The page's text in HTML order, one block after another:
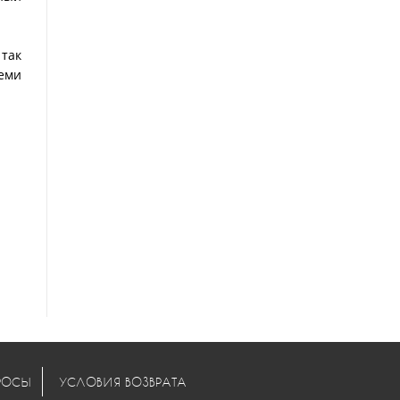
УСЛОВИЯ ВОЗВРАТА